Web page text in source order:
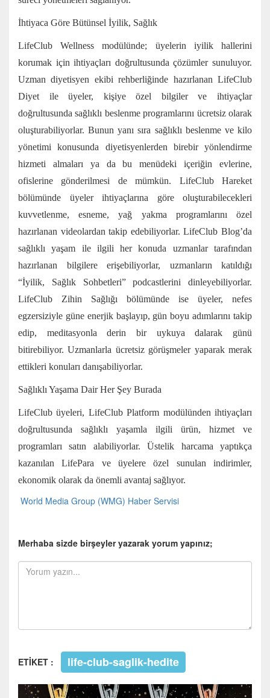
İhtiyaca Göre Bütünsel İyilik, Sağlık
LifeClub Wellness modülünde; üyelerin iyilik hallerini
korumak için ihtiyaçları doğrultusunda çözümler sunuluyor.
Uzman diyetisyen ekibi rehberliğinde hazırlanan LifeClub
Diyet ile üyeler, kişiye özel bilgiler ve ihtiyaçlar
doğrultusunda sağlıklı beslenme programlarını ücretsiz olarak
oluşturabiliyorlar. Bunun yanı sıra sağlıklı beslenme ve kilo
yönetimi konusunda diyetisyenlerden birebir yönlendirme
hizmeti almaları ya da bu menüdeki içeriğin evlerine,
ofislerine gönderilmesi de mümkün. LifeClub Hareket
bölümünde üyeler ihtiyaçlarına göre oluşturabilecekleri
kuvvetlenme, esneme, yağ yakma programlarını özel
hazırlanan videolardan takip edebiliyorlar. LifeClub Blog’da
sağlıklı yaşam ile ilgili her konuda uzmanlar tarafından
hazırlanan bilgilere erişebiliyorlar, uzmanların katıldığı
“İyilik, Sağlık Sohbetleri” podcastlerini dinleyebiliyorlar.
LifeClub Zihin Sağlığı bölümünde ise üyeler, nefes
egzersiziyle güne enerjik başlayıp, gün boyu adımlarını takip
edip, meditasyonla derin bir uykuya dalarak günü
bitirebiliyor. Uzmanlarla ücretsiz görüşmeler yaparak merak
ettikleri konuları danışabiliyorlar.
Sağlıklı Yaşama Dair Her Şey Burada
LifeClub üyeleri, LifeClub Platform modülünden ihtiyaçları
doğrultusunda sağlıklı yaşamla ilgili ürün, hizmet ve
programları satın alabiliyorlar. Üstelik harcama yaptıkça
kazanılan LifePara ve üyelere özel sunulan indirimler,
ekonomik olarak da önemli avantaj sağlıyor.
World Media Group (WMG) Haber Servisi
Merhaba sizde birşeyler yazarak yorum yapınız;
ETİKET : life-club-saglik-hedite